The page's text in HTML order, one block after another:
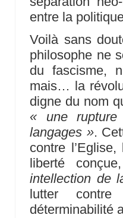
entre la
Voilà sans
philosophe ne
du fascisme,
mais… la
digne du nom
« une
langages ».
contre
liberté
intellection de
lutter
déterminabilité